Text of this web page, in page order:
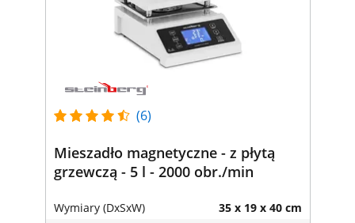
(6)
Mieszadło magnetyczne - z płytą
grzewczą - 5 l - 2000 obr./min
Wymiary (DxSxW) 35 x 19 x 40 cm